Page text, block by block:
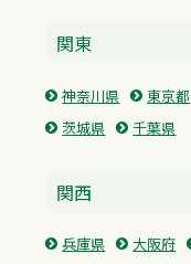
関東
神奈川県 東京都
茨城県
千葉県
関西
兵庫県 大阪府